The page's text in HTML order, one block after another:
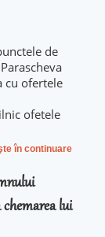
de
cu ofertele
ofetele
în continuare
lui